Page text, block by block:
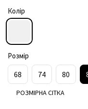
Колір
Розмір
68 74 80
РОЗМІРНА СІТКА